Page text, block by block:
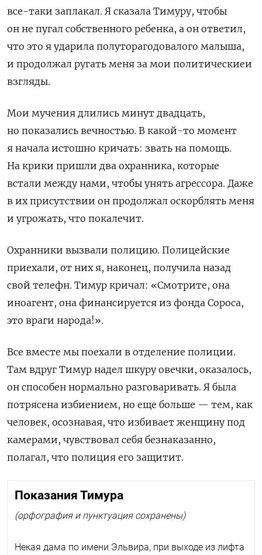
все-таки заплакал. Я сказала Тимуру, чтобы
он не пугал собственного ребенка, а он ответил,
что это я ударила полуторагодовалого малыша,
и продолжал ругать меня за мои политическиеи
взгляды.
Мои мучения длились минут двадцать,
но показались вечностью. В какой-то момент
я начала истошно кричать: звать на помощь.
На крики пришли два охранника, которые
встали между нами, чтобы унять агрессора. Даже
в их присутствии он продолжал оскорблять меня
и угрожать, что покалечит.
Охранники вызвали полицию. Полицейские
приехали, от них я, наконец, получила назад
свой телефн. Тимур кричал: «Смотрите, она
иноагент, она финансируется из фонда Сороса,
это враги народа!».
Все вместе мы поехали в отделение полиции.
Там вдруг Тимур надел шкуру овечки, оказалось,
он способен нормально разговаривать. Я была
потрясена избиением, но еще больше — тем, как
человек, осознавая, что избивает женщину под
камерами, чувствовал себя безнаказанно,
полагал, что полиция его защитит.
Показания Тимура
(орфография и пунктуация сохранены)
Некая дама по имени Эльвира, при выходе из лифта